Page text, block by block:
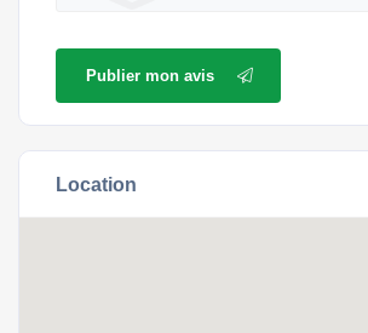
Publier mon avis
Location